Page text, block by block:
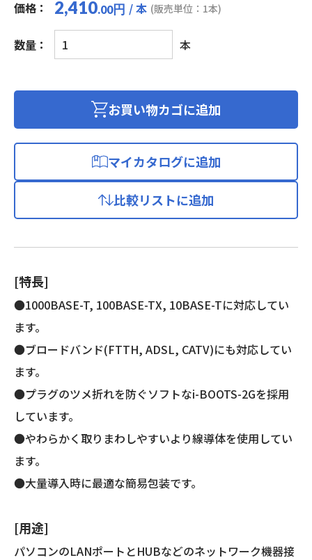
価格： 2,410.00円 / 本 (販売単位：1本)
数量：
LAN
ケ
ブ
ー
ラ
簡
易
包
装)
個
本
お買い物カゴに追加
マイカタログに追加
比較リストに追加
[特長]
●1000BASE-T, 100BASE-TX, 10BASE-Tに対応してい
ます。
●ブロードバンド(FTTH, ADSL, CATV)にも対応してい
ます。
●プラグのツメ折れを防ぐソフトなi-BOOTS-2Gを採用
しています。
●やわらかく取りまわしやすいより線導体を使用してい
ます。
●大量導入時に最適な簡易包装です。
[用途]
パソコンのLANポートとHUBなどのネットワーク機器接